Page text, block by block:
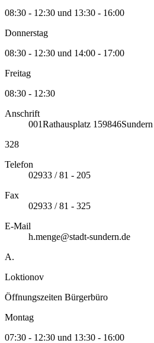
08:30 - 12:30 und 13:30 - 16:00
Donnerstag
08:30 - 12:30 und 14:00 - 17:00
Freitag
08:30 - 12:30
Anschrift
001Rathausplatz 1 59846
328
Telefon
02933 / 81 - 205
Fax
02933 / 81 - 325
E-Mail
h.menge@stadt-sundern.de
A.
Loktionov
Öffnungszeiten Bürgerbüro
Montag
07:30 - 12:30 und 13:30 - 16:00